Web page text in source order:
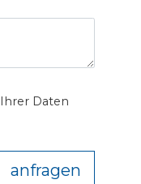
Daten
anfragen